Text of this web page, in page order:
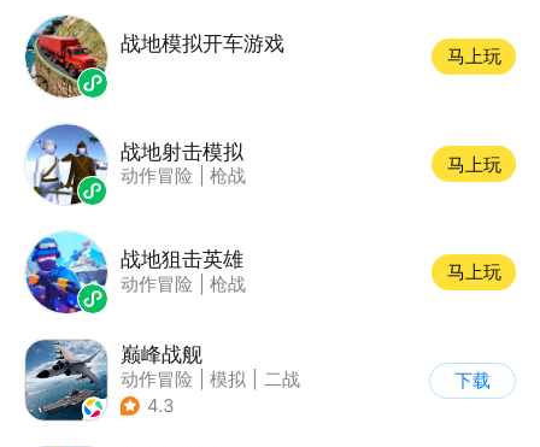
战地模拟开车游戏
马上玩
战地射击模拟
动作冒险 枪战
马上玩
战地狙击英雄
动作冒险 枪战
马上玩
巅峰战舰
动作冒险 模拟
二战
| 战术竞技
4.3
下载